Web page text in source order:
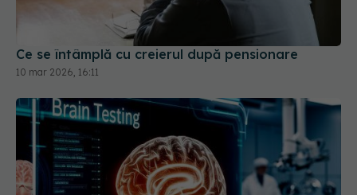
Ce se întâmplă cu creierul după pensionare
10 mar 2026, 16:11